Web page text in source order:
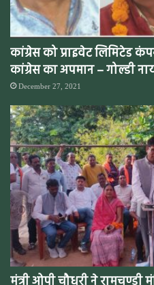
कांग्रेस को प्राइवेट लिमिटेड
कांग्रेस का अपमान – गोल्डी
December 27, 2021